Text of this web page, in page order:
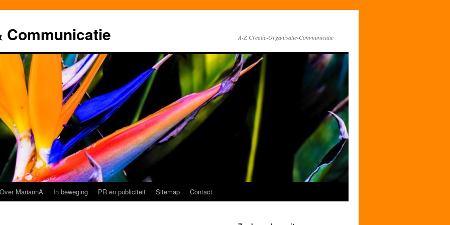
Communicatie A-Z Creatie-Organisatie-Communicatie
Over MariannA In beweging PR en publiciteit Sitemap Contact